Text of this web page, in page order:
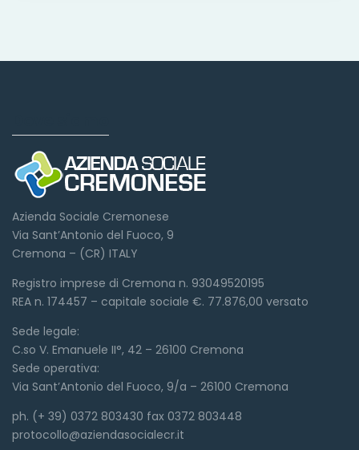
Azienda Sociale Cremonese
Via Sant’Antonio del Fuoco, 9
Cremona – (CR) ITALY
Registro imprese di Cremona n. 93049520195
REA n. 174457 – capitale sociale €. 77.876,00 versato
Sede legale:
C.so V. Emanuele II°, 42 – 26100 Cremona
Sede operativa:
Via Sant’Antonio del Fuoco, 9/a – 26100 Cremona
ph. (+ 39) 0372 803430 fax 0372 803448
protocollo@aziendasocialecr.it